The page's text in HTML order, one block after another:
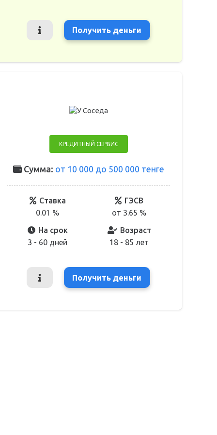
Получить деньги
КРЕДИТНЫЙ СЕРВИС
Сумма: от 10 000 до 500 000 тенге
Ставка
0.01 %
ГЭСВ
от 3.65 %
На срок
3 - 60 дней
Возраст
18 - 85 лет
Получить деньги